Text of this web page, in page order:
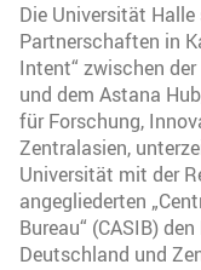
Die Universität
Partnerschaften in
Intent“ zwischen
und dem Astana
für Forschung,
Zentralasien,
Universität mit der
angegliederten
Bureau“ (CASIB)
Deutschland und